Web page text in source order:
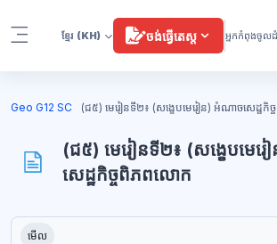
ខ្មែរ (KH) ចង់ធ្វើតេស្ត អ្នកកំពុងចូលដំ
Geo G12 SC (ជ៥) មេរៀនទី២៖ (សង្ខេបមេរៀន) អំណាចសេដ្ឋកិ
(ជ៥) មេរៀនទី២៖ (សង្ខេបមេ
សេដ្ឋកិច្ចពិភពលោក
ប្លុក
តម្រូវការសម្រាប់ការបញ្ចប់
មើល